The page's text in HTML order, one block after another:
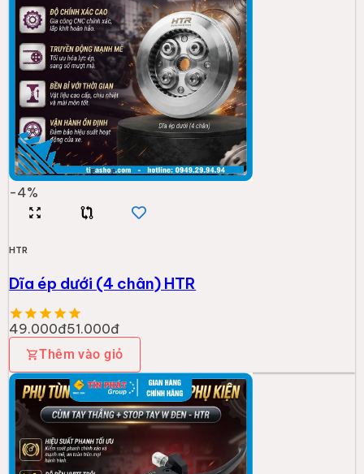
-4%
HTR
Dĩa ép dưới (4 chân) HTR
49.000đ51.000đ
Thêm vào giỏ